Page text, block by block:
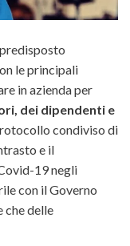
le principali
in azienda per
dei dipendenti e
condiviso di
e il
19 negli
con il Governo
che delle